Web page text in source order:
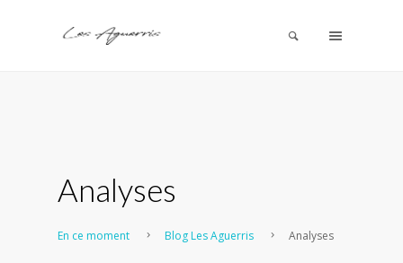
Analyses
En ce moment Blog Les Aguerris Analyses